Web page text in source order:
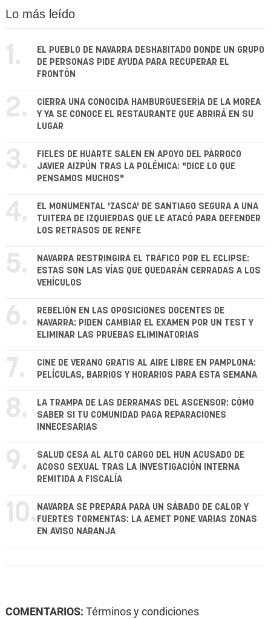
Lo más leído
1.
EL PUEBLO DE NAVARRA DESHABITADO DONDE UN GRUPO
DE PERSONAS PIDE AYUDA PARA RECUPERAR EL
FRONTÓN
2.
CIERRA UNA CONOCIDA HAMBURGUESERÍA DE LA MOREA
Y YA SE CONOCE EL RESTAURANTE QUE ABRIRÁ EN SU
LUGAR
3.
FIELES DE HUARTE SALEN EN APOYO DEL PÁRROCO
JAVIER AIZPÚN TRAS LA POLÉMICA: "DICE LO QUE
PENSAMOS MUCHOS"
4.
EL MONUMENTAL 'ZASCA' DE SANTIAGO SEGURA A UNA
TUITERA DE IZQUIERDAS QUE LE ATACÓ PARA DEFENDER
LOS RETRASOS DE RENFE
5.
NAVARRA RESTRINGIRÁ EL TRÁFICO POR EL ECLIPSE:
ESTAS SON LAS VÍAS QUE QUEDARÁN CERRADAS A LOS
VEHÍCULOS
6.
REBELIÓN EN LAS OPOSICIONES DOCENTES DE
NAVARRA: PIDEN CAMBIAR EL EXAMEN POR UN TEST Y
ELIMINAR LAS PRUEBAS ELIMINATORIAS
7.
CINE DE VERANO GRATIS AL AIRE LIBRE EN PAMPLONA:
PELÍCULAS, BARRIOS Y HORARIOS PARA ESTA SEMANA
8.
LA TRAMPA DE LAS DERRAMAS DEL ASCENSOR: CÓMO
SABER SI TU COMUNIDAD PAGA REPARACIONES
INNECESARIAS
9.
SALUD CESA AL ALTO CARGO DEL HUN ACUSADO DE
ACOSO SEXUAL TRAS LA INVESTIGACIÓN INTERNA
REMITIDA A FISCALÍA
10. NAVARRA SE PREPARA PARA UN SÁBADO DE CALOR Y
FUERTES TORMENTAS: LA AEMET PONE VARIAS ZONAS
EN AVISO NARANJA
COMENTARIOS: Términos y condiciones